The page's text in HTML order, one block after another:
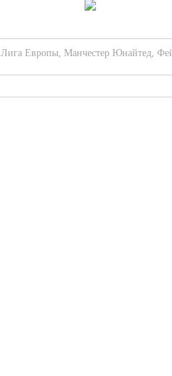
Лига Европы, Манчестер Юнайтед,